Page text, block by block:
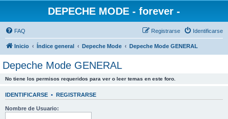
DEPECHE MODE - forever -
FAQ Identificarse
Registrarse
Inicio Índice general Depeche Mode Depeche Mode GENERAL
Depeche Mode GENERAL
No tiene los permisos requeridos para ver o leer temas en este foro.
IDENTIFICARSE • REGISTRARSE
Nombre de Usuario: